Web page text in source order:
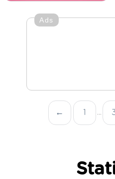
Ads
← 1